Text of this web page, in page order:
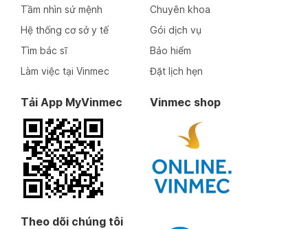
Tầm nhìn sứ mệnh
Hệ thống cơ sở y tế
Tìm bác sĩ
Làm việc tại Vinmec
Chuyên khoa
Gói dịch vụ
Bảo hiểm
Đặt lịch hẹn
Tải App MyVinmec Vinmec shop
Theo dõi chúng tôi